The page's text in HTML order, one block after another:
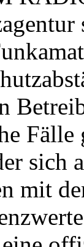
sich
mit